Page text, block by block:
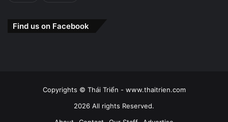
Find us on Facebook
Copyrights © Thái Triển - www.thaitrien.com
2026 All rights Reserved.